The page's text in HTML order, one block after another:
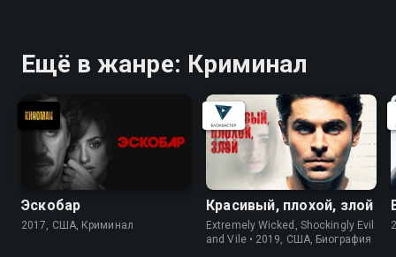
Ещё в жанре: Криминал
Эскобар
2017, США, Криминал
Красивый, плохой, злой
Extremely Wicked, Shockingly Evil
and Vile • 2019, США, Биография